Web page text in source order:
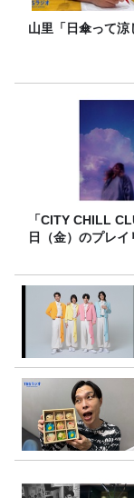
山里「日傘って涼
「CITY CHILL
日（金）のプレイ